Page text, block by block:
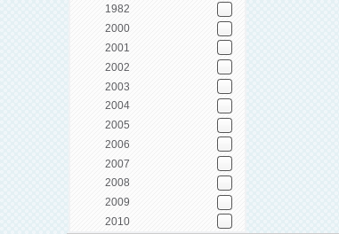
1982
2000
2001
2002
2003
2004
2005
2006
2007
2008
2009
2010